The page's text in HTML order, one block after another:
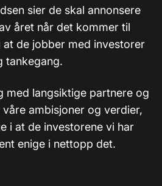
sier de skal annonsere
året når det kommer til
de jobber med investorer
tankegang.
med langsiktige partnere og
ambisjoner og verdier,
i at de investorene vi har
enige i nettopp det.